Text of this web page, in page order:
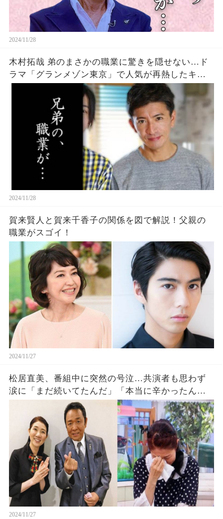
2024/11/28
木村拓哉 弟のまさかの職業に驚きを隠せない…ド
ラマ「グランメゾン東京」で人気が再熱したキム
2024/11/28
賀来賢人と賀来千香子の関係を図で解説！父親の
職業がスゴイ！
2024/11/27
松居直美、番組中に突然の号泣…共演者も思わず
涙に「まだ続いてたんだ」「本当に辛かったんだ
2024/11/27